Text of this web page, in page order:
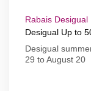
Rabais Desigual
Desigual Up to
Desigual
29 to August 20